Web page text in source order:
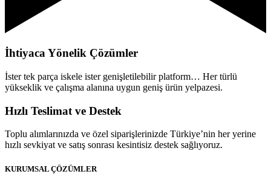
İhtiyaca Yönelik Çözümler
İster tek parça iskele ister genişletilebilir platform… Her türlü
yükseklik ve çalışma alanına uygun geniş ürün yelpazesi.
Hızlı Teslimat ve Destek
Toplu alımlarınızda ve özel siparişlerinizde Türkiye’nin her yerine
hızlı sevkiyat ve satış sonrası kesintisiz destek sağlıyoruz.
KURUMSAL ÇÖZÜMLER